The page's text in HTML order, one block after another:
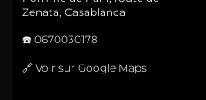
Zenata, Casablanca
☎️ 0670030178
🔗 Voir sur Google Maps